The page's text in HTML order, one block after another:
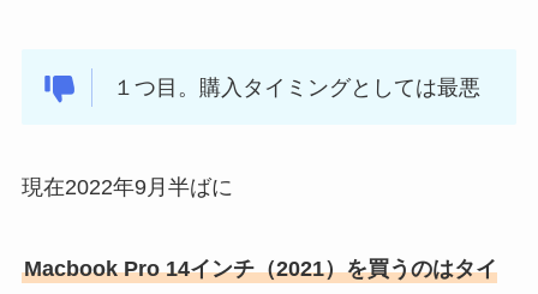
１つ目。購入タイミングとしては最悪
現在2022年9月半ばに
Macbook Pro 14インチ（2021）を買うのはタイ